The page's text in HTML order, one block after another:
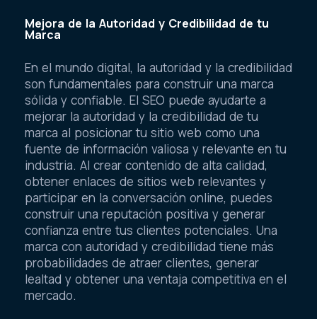
Mejora de la Autoridad y Credibilidad de tu
Marca
En el mundo digital, la autoridad y la credibilidad
son fundamentales para construir una marca
sólida y confiable. El SEO puede ayudarte a
mejorar la autoridad y la credibilidad de tu
marca al posicionar tu sitio web como una
fuente de información valiosa y relevante en tu
industria. Al crear contenido de alta calidad,
obtener enlaces de sitios web relevantes y
participar en la conversación online, puedes
construir una reputación positiva y generar
confianza entre tus clientes potenciales. Una
marca con autoridad y credibilidad tiene más
probabilidades de atraer clientes, generar
lealtad y obtener una ventaja competitiva en el
mercado.